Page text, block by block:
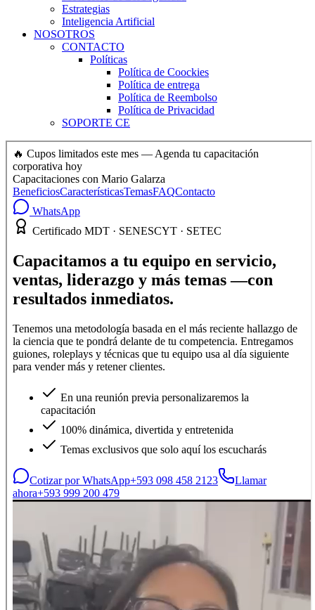
Estrategias
Inteligencia Artificial
NOSOTROS
CONTACTO
Políticas
Política de Coockies
Política de entrega
Política de Reembolso
Política de Privacidad
SOPORTE CE